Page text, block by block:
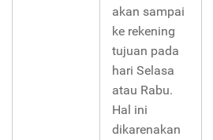
akan sampai
ke rekening
tujuan pada
hari Selasa
atau Rabu.
Hal ini
dikarenakan